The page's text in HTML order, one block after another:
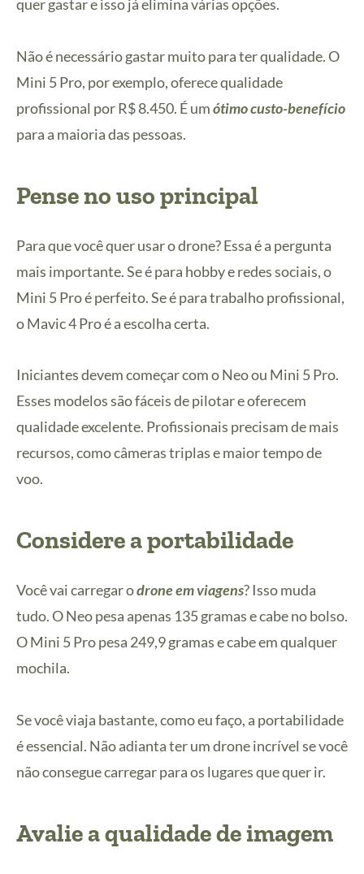
quer gastar e isso já elimina várias opções.
Não é necessário gastar muito para ter qualidade. O
Mini 5 Pro, por exemplo, oferece qualidade
profissional por R$ 8.450. É umótimo custo-benefício
para a maioria das pessoas.
Pense no uso principal
Para que você quer usar o drone? Essa é a pergunta
mais importante. Se é para hobby e redes sociais, o
Mini 5 Pro é perfeito. Se é para trabalho profissional,
o Mavic 4 Pro é a escolha certa.
Iniciantes devem começar com o Neo ou Mini 5 Pro.
Esses modelos são fáceis de pilotar e oferecem
qualidade excelente. Profissionais precisam de mais
recursos, como câmeras triplas e maior tempo de
voo.
Considere a portabilidade
Você vai carregar odrone em viagens? Isso muda
tudo. O Neo pesa apenas 135 gramas e cabe no bolso.
O Mini 5 Pro pesa 249,9 gramas e cabe em qualquer
mochila.
Se você viaja bastante, como eu faço, a portabilidade
é essencial. Não adianta ter um drone incrível se você
não consegue carregar para os lugares que quer ir.
Avalie a qualidade de imagem